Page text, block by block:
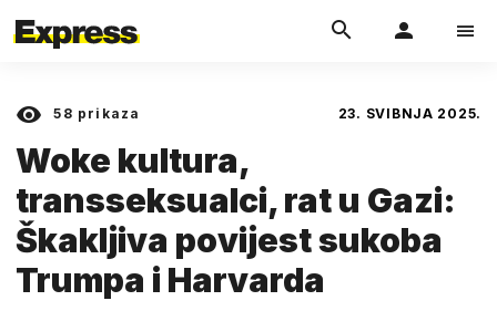
58 prikaza 23. SVIBNJA 2025.
Woke kultura,
transseksualci, rat u Gazi:
Škakljiva povijest sukoba
Trumpa i Harvarda